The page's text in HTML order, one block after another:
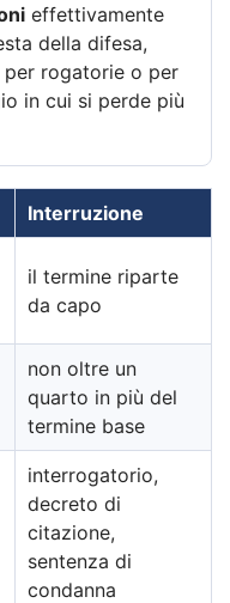
effettivamente
della difesa,
per rogatorie o per
in cui si perde più
Interruzione
il termine riparte
da capo
non oltre un
quarto in più del
termine base
interrogatorio,
decreto di
citazione,
sentenza di
condanna